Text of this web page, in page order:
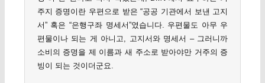
주지 증명이란 우편으로 받은 “공공 기관에서 보낸 고지
서” 혹은 “은행구좌 명세서”였습니다. 우편물도 아무 우
편물이나 되는 게 아니고, 고지서와 명세서 – 그러니까
소비의 증명을 제 이름과 새 주소로 받아야만 거주의 증
빙이 되는 것이더군요.